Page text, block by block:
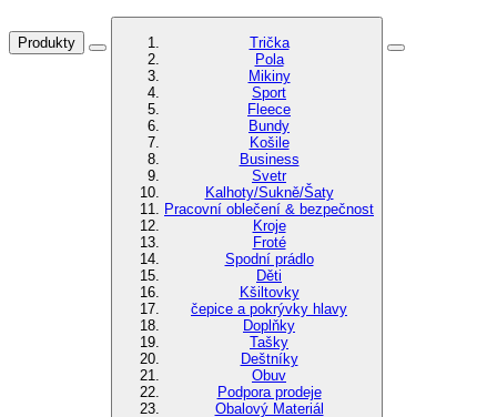
Produkty
Trička
Pola
Mikiny
Sport
Fleece
Bundy
Košile
Business
Svetr
Kalhoty/Sukně/Šaty
Pracovní oblečení & bezpečnost
Kroje
Froté
Spodní prádlo
Děti
Kšiltovky
čepice a pokrývky hlavy
Doplňky
Tašky
Deštníky
Obuv
Podpora prodeje
Obalový Materiál